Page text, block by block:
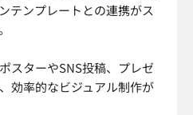
テンプレートとの連携がス
スターやSNS投稿、プレゼ
効率的なビジュアル制作が